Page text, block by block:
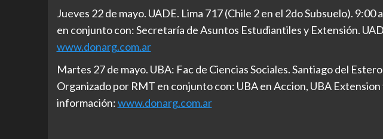
Jueves 22 de mayo. UADE. Lima 717 (Chile 2 en el 2do Subsuelo).
en conjunto con: Secretaría de Asuntos Estudiantiles y Extensión.
www.donarg.com.ar
Martes 27 de mayo. UBA: Fac de Ciencias Sociales. Santiago del
Organizado por RMT en conjunto con: UBA en Accion, UBA Extension
información:www.donarg.com.ar